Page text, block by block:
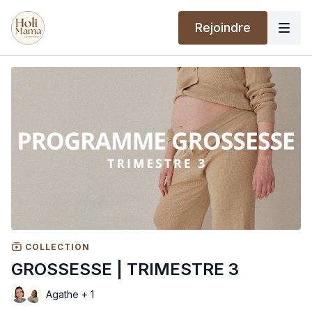
Rejoindre
COLLECTION
GROSSESSE | TRIMESTRE 3
Agathe + 1